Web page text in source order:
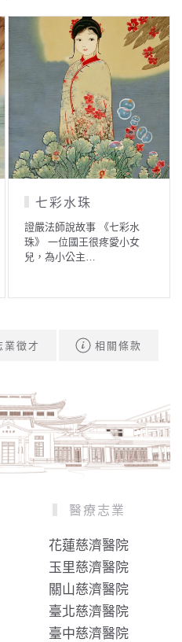
七彩水珠
證嚴法師說故事 《七彩水
珠》 一位國王很疼愛小女
兒，為小公主…
業徵才 相關條款
醫療志業
花蓮慈濟醫院
玉里慈濟醫院
關山慈濟醫院
臺北慈濟醫院
臺中慈濟醫院